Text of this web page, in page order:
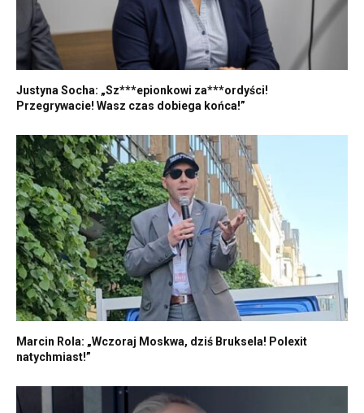
Justyna Socha: „Sz***epionkowi za***ordyści!
Przegrywacie! Wasz czas dobiega końca!”
Marcin Rola: „Wczoraj Moskwa, dziś Bruksela! Polexit
natychmiast!”